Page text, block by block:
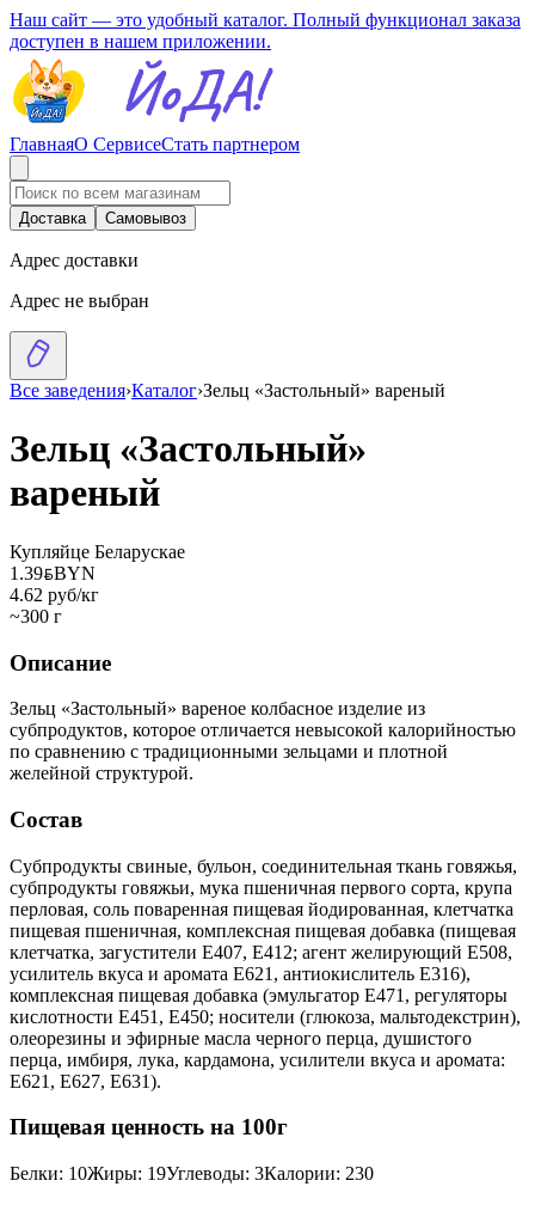
Наш сайт — это удобный каталог. Полный функционал заказа
доступен в нашем приложении.
ГлавнаяО СервисеСтать партнером
Доставка Самовывоз
Адрес доставки
Адрес не выбран
Все заведения›Каталог›Зельц «Застольный» вареный
Зельц «Застольный»
вареный
Купляйце Беларускае
1.39BYNBYN
4.62 руб/кг
~300 г
Описание
Зельц «Застольный» вареное колбасное изделие из
субпродуктов, которое отличается невысокой калорийностью
по сравнению с традиционными зельцами и плотной
желейной структурой.
Состав
Субпродукты свиные, бульон, соединительная ткань говяжья,
субпродукты говяжьи, мука пшеничная первого сорта, крупа
перловая, соль поваренная пищевая йодированная, клетчатка
пищевая пшеничная, комплексная пищевая добавка (пищевая
клетчатка, загустители Е407, Е412; агент желирующий Е508,
усилитель вкуса и аромата Е621, антиокислитель Е316),
комплексная пищевая добавка (эмульгатор Е471, регуляторы
кислотности Е451, Е450; носители (глюкоза, мальтодекстрин),
олеорезины и эфирные масла черного перца, душистого
перца, имбиря, лука, кардамона, усилители вкуса и аромата:
Е621, Е627, Е631).
Пищевая ценность на 100г
Белки: 10Жиры: 19Углеводы: 3Калории: 230